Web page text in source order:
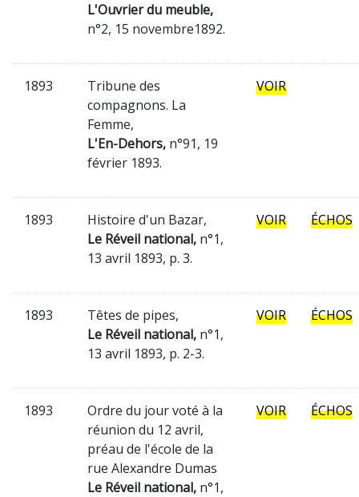
L'Ouvrier du meuble,
n°2, 15 novembre1892.
1893
Tribune des
compagnons. La
Femme,
L'En-Dehors, n°91, 19
février 1893.
VOIR
1893
Histoire d'un Bazar,
Le Réveil national, n°1,
13 avril 1893, p. 3.
VOIR ÉCHOS
1893
Têtes de pipes,
Le Réveil national, n°1,
13 avril 1893, p. 2-3.
VOIR ÉCHOS
1893
Ordre du jour voté à la
réunion du 12 avril,
préau de l'école de la
rue Alexandre Dumas
Le Réveil national, n°1,
VOIR ÉCHOS